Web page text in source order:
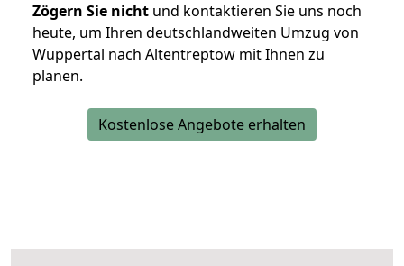
Zögern Sie nicht und kontaktieren Sie uns noch
heute, um Ihren deutschlandweiten Umzug von
Wuppertal nach Altentreptow mit Ihnen zu
planen.
Kostenlose Angebote erhalten